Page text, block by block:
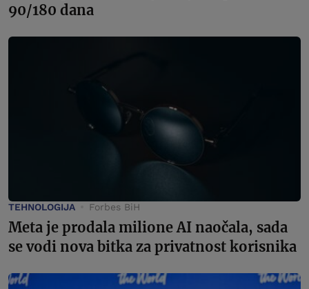
90/180 dana
TEHNOLOGIJA Forbes BiH
Meta je prodala milione AI naočala, sada
se vodi nova bitka za privatnost korisnika